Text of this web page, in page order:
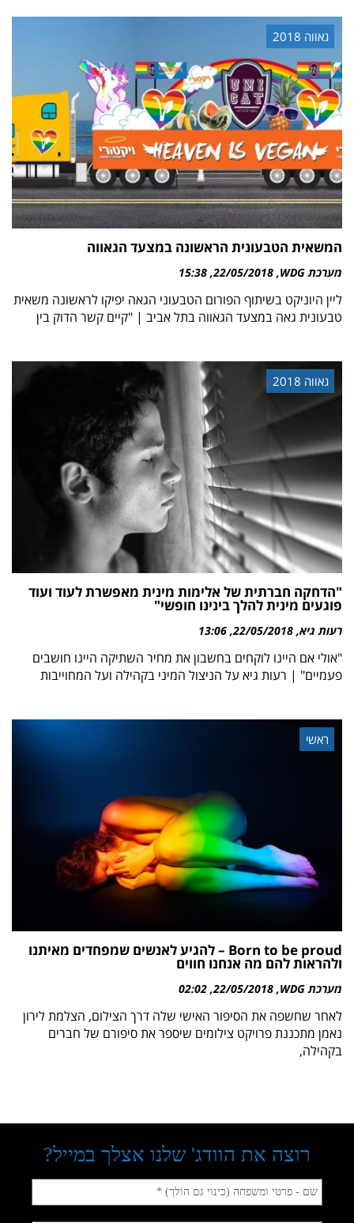
גאווה 2018
המשאית הטבעונית הראשונה במצעד הגאווה
מערכת WDG 22/05/2018
15:38
ליין היוניקט בשיתוף הפורום הטבעוני הגאה יפיקו לראשונה משאית
טבעונית גאה במצעד הגאווה בתל אביב | "קיים קשר הדוק בין
גאווה 2018
"הדחקה חברתית של אלימות מינית מאפשרת לעוד ועוד
פוגעים מינית להלך בינינו חופשי"
רעות גיא 22/05/2018
13:06
"אולי אם היינו לוקחים בחשבון את מחיר השתיקה היינו חושבים
פעמיים" | רעות גיא על הניצול המיני בקהילה ועל המחוייבות
ראשי
Born to be proud – להגיע לאנשים שמפחדים מאיתנו
ולהראות להם מה אנחנו חווים
מערכת WDG 22/05/2018
02:02
לאחר שחשפה את הסיפור האישי שלה דרך הצילום, הצלמת לירון
נאמן מתכננת פרויקט צילומים שיספר את סיפורם של חברים
בקהילה,